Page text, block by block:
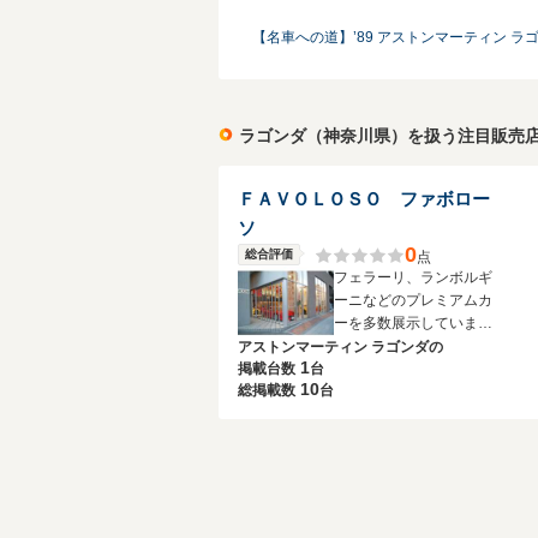
【名車への道】’89 アストンマーティン ラ
ラゴンダ（神奈川県）を扱う注目販売
ＦＡＶＯＬＯＳＯ ファボロー
ソ
総合評価 0点
フェラーリ、ランボルギ
ーニなどのプレミアムカ
ーを多数展示していま
す。
アストンマーティン ラゴンダの
掲載台数 1台
総掲載数 10台